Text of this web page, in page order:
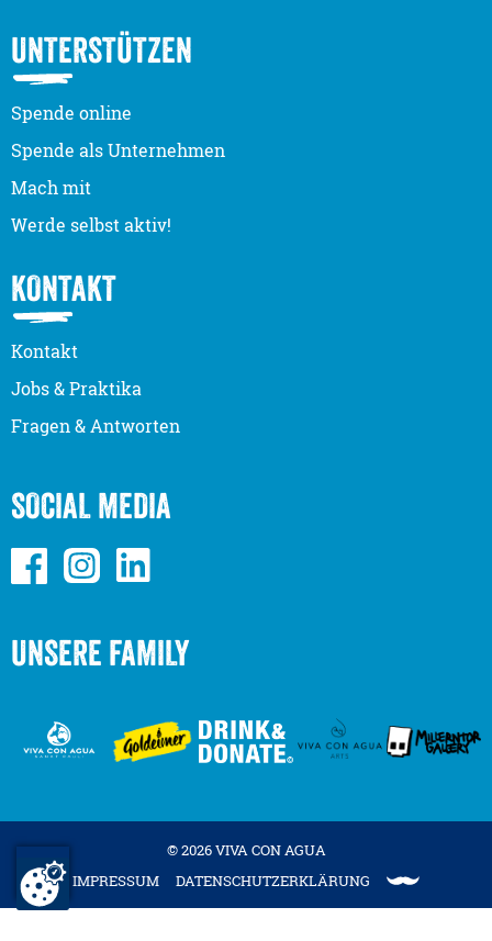
UNTERSTÜTZEN
Spende online
Spende als Unternehmen
Mach mit
Werde selbst aktiv!
KONTAKT
Kontakt
Jobs & Praktika
Fragen & Antworten
SOCIAL MEDIA
UNSERE FAMILY
© 2026 VIVA CON AGUA
IMPRESSUM
DATENSCHUTZERKLÄRUNG